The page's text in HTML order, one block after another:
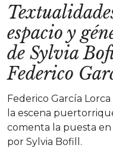
espacio y
de Sylvia
Federico
Federico García
la escena
comenta la puesta
por Sylvia Bofill.